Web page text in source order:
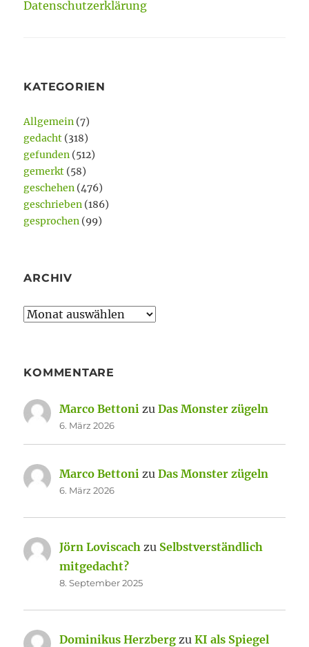
Datenschutzerklärung
KATEGORIEN
Allgemein (7)
gedacht (318)
gefunden (512)
gemerkt (58)
geschehen (476)
geschrieben (186)
gesprochen (99)
ARCHIV
Archiv
KOMMENTARE
Marco Bettoni zuDas Monster zügeln
6. März 2026
Marco Bettoni zuDas Monster zügeln
6. März 2026
Jörn Loviscach zu Selbstverständlich
mitgedacht?
8. September 2025
Dominikus Herzberg zuKI als Spiegel